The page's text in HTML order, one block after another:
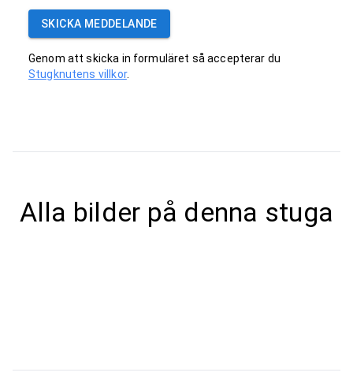
SKICKA MEDDELANDE
Genom att skicka in formuläret så accepterar du
Stugknutens villkor.
Alla bilder på denna stuga